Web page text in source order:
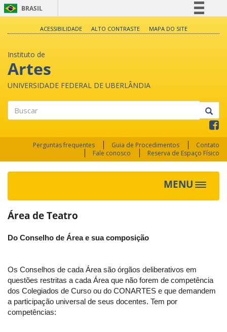
BRASIL
Legislação
Canais
ACESSIBILIDADE ALTO CONTRASTE MAPA DO SITE
Instituto de
Artes
UNIVERSIDADE FEDERAL DE UBERLÂNDIA
Perguntas frequentes Guia de Procedimentos
Contato
Fale conosco
Reserva de Espaço Físico
MENU
Toggle
Área de Teatro
Do Conselho de Área e sua composição
Os Conselhos de cada Área são órgãos deliberativos em
questões restritas a cada Área que não forem de competência
dos Colegiados de Curso ou do CONARTES e que demandem
a participação universal de seus docentes. Tem por
competências: